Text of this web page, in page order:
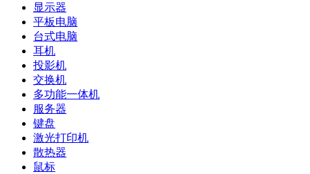
显示器
平板电脑
台式电脑
耳机
投影机
交换机
多功能一体机
服务器
键盘
激光打印机
散热器
鼠标